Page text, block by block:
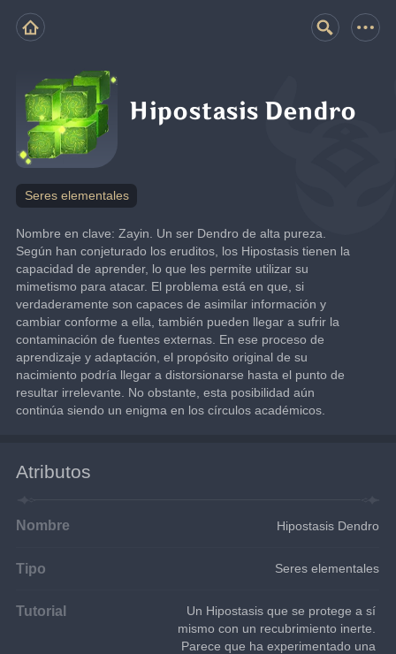
Hipostasis Dendro
Seres elementales
Nombre en clave: Zayin. Un ser Dendro de alta pureza.
Según han conjeturado los eruditos, los Hipostasis tienen la
capacidad de aprender, lo que les permite utilizar su
mimetismo para atacar. El problema está en que, si
verdaderamente son capaces de asimilar información y
cambiar conforme a ella, también pueden llegar a sufrir la
contaminación de fuentes externas. En ese proceso de
aprendizaje y adaptación, el propósito original de su
nacimiento podría llegar a distorsionarse hasta el punto de
resultar irrelevante. No obstante, esta posibilidad aún
continúa siendo un enigma en los círculos académicos.
Atributos
Nombre Hipostasis Dendro
Tipo Seres elementales
Tutorial
Un Hipostasis que se protege a sí
mismo con un recubrimiento inerte.
Parece que ha experimentado una